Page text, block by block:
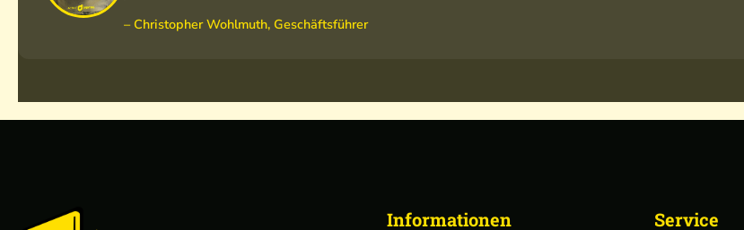
– Christopher Wohlmuth, Geschäftsführer
Informationen Service